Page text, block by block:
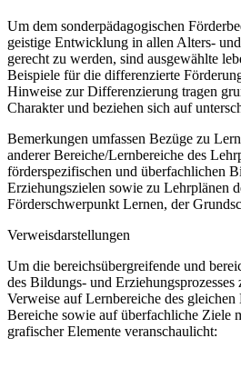
Um dem sonderpädagogischen
geistige Entwicklung in allen Alters-
gerecht zu werden, sind ausgewählte
Beispiele für die differenzierte
Hinweise zur Differenzierung tragen
Charakter und beziehen sich auf
Bemerkungen umfassen Bezüge zu
anderer Bereiche/Lernbereiche des
förderspezifischen und überfachlichen
Erziehungszielen sowie zu Lehrplänen
Förderschwerpunkt Lernen, der
Verweisdarstellungen
Um die bereichsübergreifende und
des Bildungs- und Erziehungsprozesses
Verweise auf Lernbereiche des gleichen
Bereiche sowie auf überfachliche Ziele
grafischer Elemente veranschaulicht: